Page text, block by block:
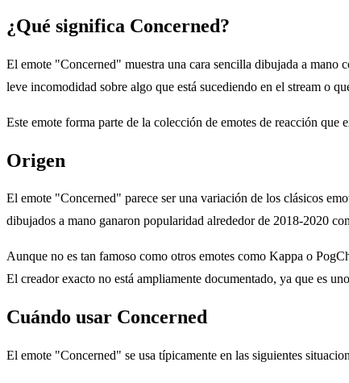
¿Qué significa Concerned?
El emote "Concerned" muestra una cara sencilla dibujada a mano
leve incomodidad sobre algo que está sucediendo en el stream o
Este emote forma parte de la colección de emotes de reacción que
Origen
El emote "Concerned" parece ser una variación de los clásicos
dibujados a mano ganaron popularidad alrededor de 2018-2020
Aunque no es tan famoso como otros emotes como Kappa o
El creador exacto no está ampliamente documentado, ya que es
Cuándo usar Concerned
El emote "Concerned" se usa típicamente en las siguientes